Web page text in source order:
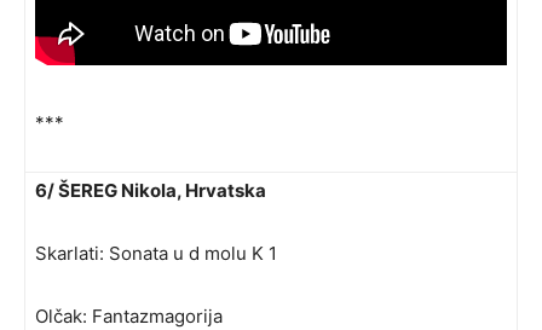
***
6/ ŠEREG Nikola, Hrvatska
Skarlati: Sonata u d molu K 1
Olčak: Fantazmagorija